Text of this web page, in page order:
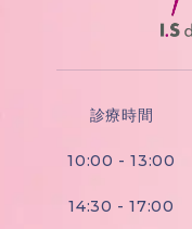
診療時間
10:00 - 13:00
14:30 - 17:00